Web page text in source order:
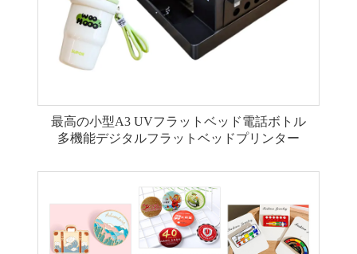
最高の小型A3 UVフラットベッド電話ボトル
多機能デジタルフラットベッドプリンター